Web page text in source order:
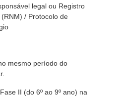
legal ou Registro
/ Protocolo de
mesmo período do
II (do 6º ao 9º ano) na